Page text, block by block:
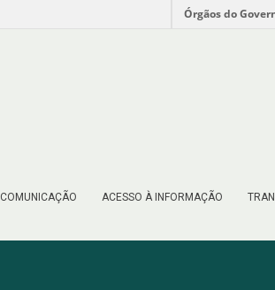
Órgãos do
COMUNICAÇÃO ACESSO À INFORMAÇÃO